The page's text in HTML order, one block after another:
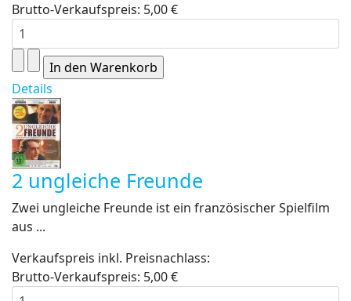
Brutto-Verkaufspreis: 5,00 €
Details
2 ungleiche Freunde
Zwei ungleiche Freunde ist ein französischer Spielfilm
aus ...
Verkaufspreis inkl. Preisnachlass:
Brutto-Verkaufspreis: 5,00 €